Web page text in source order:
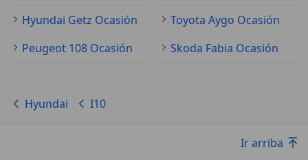
Hyundai Getz Ocasión
Toyota Aygo Ocasión
Peugeot 108 Ocasión
Skoda Fabia Ocasión
Hyundai I10
Ir arriba